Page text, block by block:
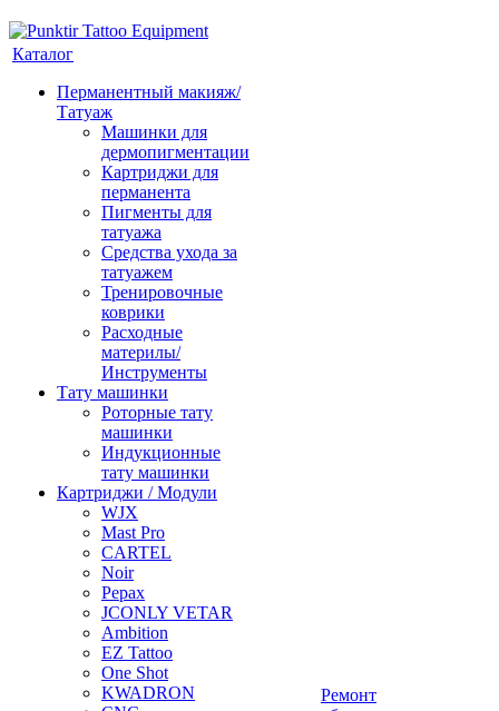
Каталог
Перманентный макияж/
Татуаж
Машинки для
дермопигментации
Картриджи для
перманента
Пигменты для
татуажа
Средства ухода за
татуажем
Тренировочные
коврики
Расходные
материлы/
Инструменты
Тату машинки
Роторные тату
машинки
Индукционные
тату машинки
Картриджи / Модули
WJX
Mast Pro
CARTEL
Noir
Pepax
JCONLY VETAR
Ambition
EZ Tattoo
One Shot
KWADRON
Ремонт